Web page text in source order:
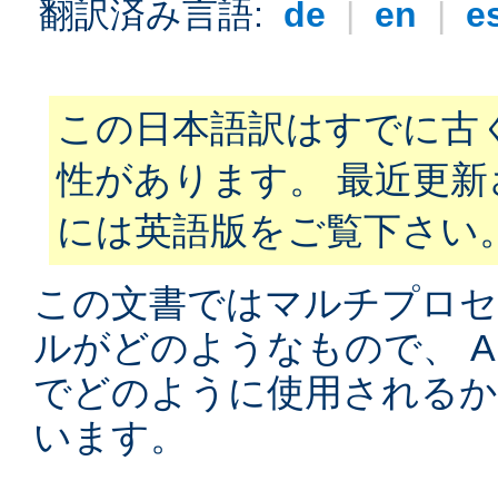
翻訳済み言語: de | en |
この日本語訳はすでに古
性があります。 最近更
には英語版をご覧下さい
この文書ではマルチプロ
ルがどのようなもので、
でどのように使用される
います。